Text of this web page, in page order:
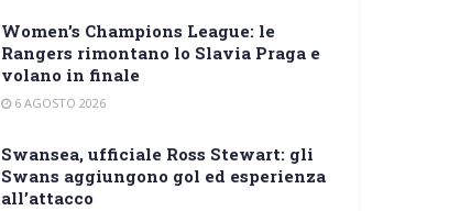
Women’s Champions League: le
Rangers rimontano lo Slavia Praga e
volano in finale
6 AGOSTO 2026
Swansea, ufficiale Ross Stewart: gli
Swans aggiungono gol ed esperienza
all’attacco